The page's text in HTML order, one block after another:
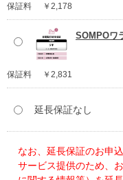
保証料 ￥2,178
SOMPOワ
保証料 ￥2,831
延長保証なし
なお、延長保証のお申
サービス提供のため、